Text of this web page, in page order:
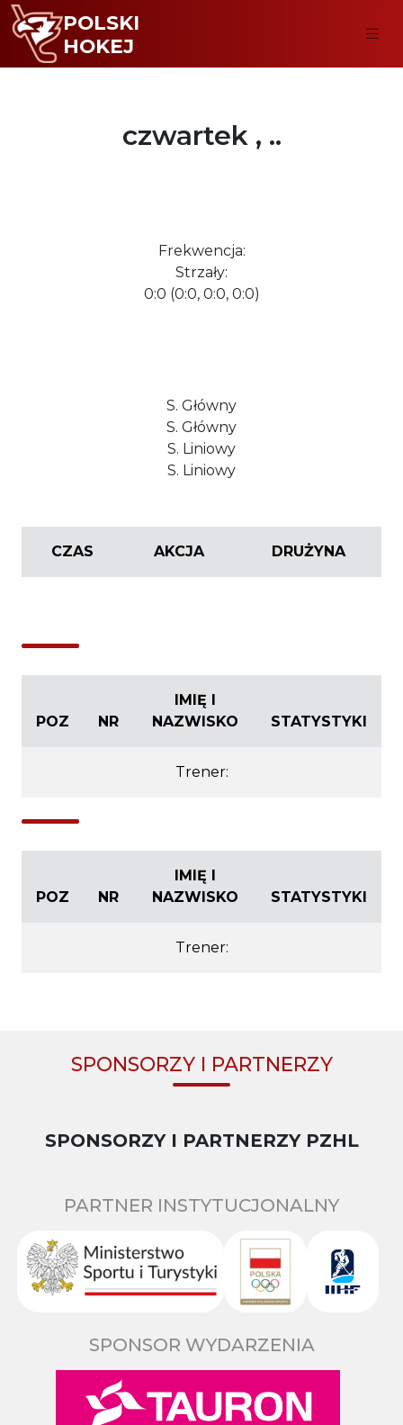
POLSKI
HOKEJ
czwartek , ..
Frekwencja:
Strzały:
0:0 (0:0, 0:0, 0:0)
S. Główny
S. Główny
S. Liniowy
S. Liniowy
CZAS AKCJA DRUŻYNA
POZ NR
IMIĘ I
NAZWISKO
STATYSTYKI
Trener:
POZ NR
IMIĘ I
NAZWISKO
STATYSTYKI
Trener:
SPONSORZY I PARTNERZY
SPONSORZY I PARTNERZY PZHL
PARTNER INSTYTUCJONALNY
SPONSOR WYDARZENIA